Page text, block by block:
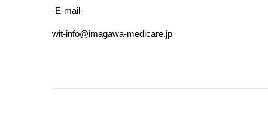
-E-mail-
wit-info@imagawa-medicare.jp